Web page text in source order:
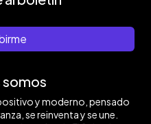
somos
y moderno, pensado
se reinventa y se une.